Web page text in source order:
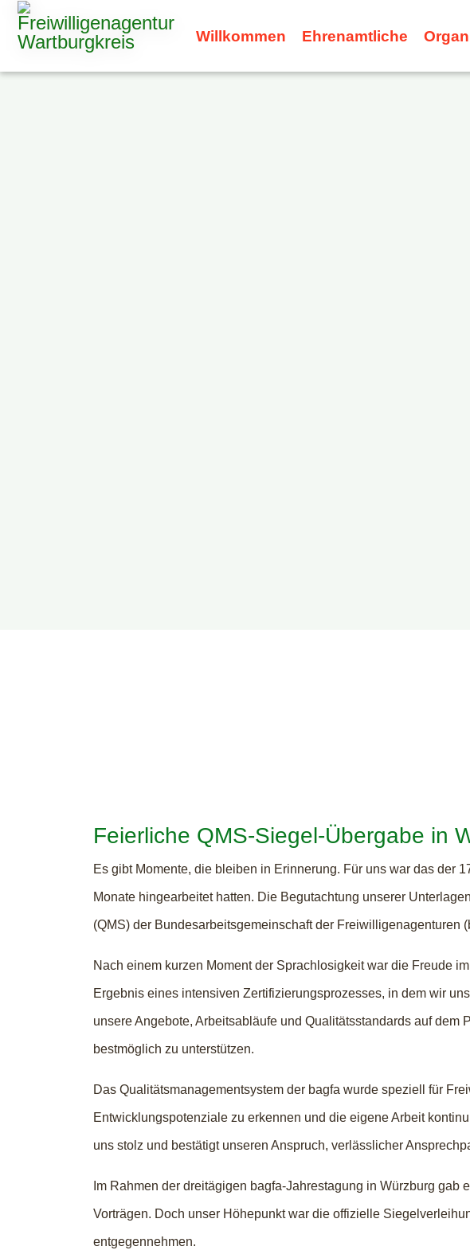
Willkommen Ehrenamtliche
Feierliche QMS-Siegel-Übergabe in
Es gibt Momente, die bleiben in Erinnerung. Für uns war das der
Monate hingearbeitet hatten. Die Begutachtung unserer
(QMS) der Bundesarbeitsgemeinschaft der Freiwilligenagenturen
Nach einem kurzen Moment der Sprachlosigkeit war die Freude
Ergebnis eines intensiven Zertifizierungsprozesses, in dem wir
unsere Angebote, Arbeitsabläufe und Qualitätsstandards auf
bestmöglich zu unterstützen.
Das Qualitätsmanagementsystem der bagfa wurde speziell für
Entwicklungspotenziale zu erkennen und die eigene Arbeit
uns stolz und bestätigt unseren Anspruch, verlässlicher
Im Rahmen der dreitägigen bagfa-Jahrestagung in Würzburg
Vorträgen. Doch unser Höhepunkt war die offizielle
entgegennehmen.